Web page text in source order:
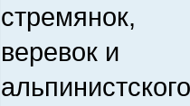
стремянок,
веревок и
альпинистского